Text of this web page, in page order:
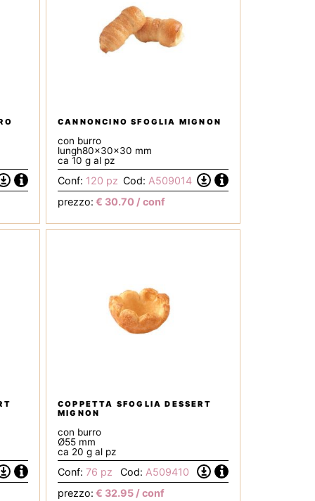
Scarica
la
Tecnica
Informazioni
CANNONCINO SFOGLIA MIGNON
con burro
lungh80x30x30 mm
ca 10 g al pz
Conf: 120 pz Cod: A509014
Scarica
la
Tecnica
Informazioni
prezzo: € 30.70 / conf
Scarica
la
Informazioni
COPPETTA SFOGLIA DESSERT
MIGNON
con burro
Ø55 mm
ca 20 g al pz
Conf: 76 pz Cod: A509410
Scarica
la
Informazioni
prezzo: € 32.95 / conf